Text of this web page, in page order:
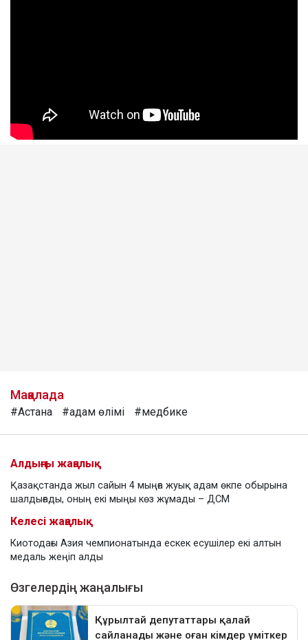
Мақалада
#Астана #адам өлімі #медбике
Алдыңғы жаңалық
Қазақстанда жыл сайын 4 мыңға жуық адам өкпе обырына
шалдығады, оның екі мыңы көз жұмады – ДСМ
Келесі жаңалық
Киотодағы Азия чемпионатында ескек есушілер екі алтын
медаль жеңіп алды